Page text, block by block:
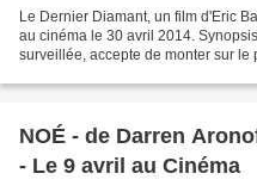
Le Dernier Diamant, un film d'Eric
au cinéma le 30 avril 2014.
surveillée, accepte de monter sur le
NOÉ - de Darren
- Le 9 avril au Cinéma